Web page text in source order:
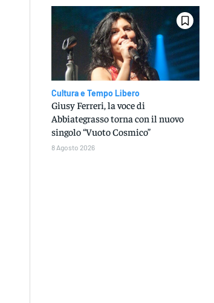
Cultura e Tempo Libero
Giusy Ferreri, la voce di
Abbiategrasso torna con il nuovo
singolo “Vuoto Cosmico”
8 Agosto 2026